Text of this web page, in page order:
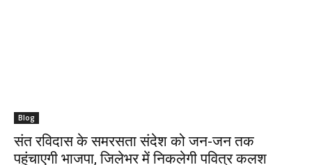
Blog
संत रविदास के समरसता संदेश को जन-जन तक
पहुंचाएगी भाजपा, जिलेभर में निकलेगी पवित्र कलश